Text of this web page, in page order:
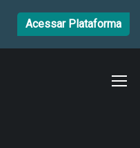
Acessar Plataforma